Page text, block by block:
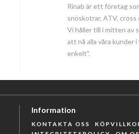
Rinab är ett företag
snöskotrar, ATV,
Vi håller till i mitten av
att nå alla våra kunder
enkelt".
Information
KONTAKTA OSS